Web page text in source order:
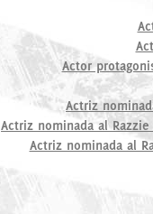
Actor
Actriz
Actriz nominada al
Actriz nominada al